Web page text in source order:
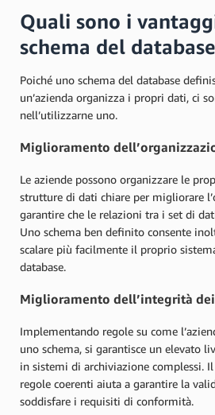
Quali sono i
schema del
Poiché uno schema del database
un’azienda organizza i propri dati, ci
nell’utilizzarne uno.
Miglioramento
Le aziende possono organizzare le
strutture di dati chiare per migliorare
garantire che le relazioni tra i set di
Uno schema ben definito consente
scalare più facilmente il proprio
database.
Miglioramento dell’integrità
Implementando regole su come
uno schema, si garantisce un elevato
in sistemi di archiviazione complessi.
regole coerenti aiuta a garantire la
soddisfare i requisiti di conformità.